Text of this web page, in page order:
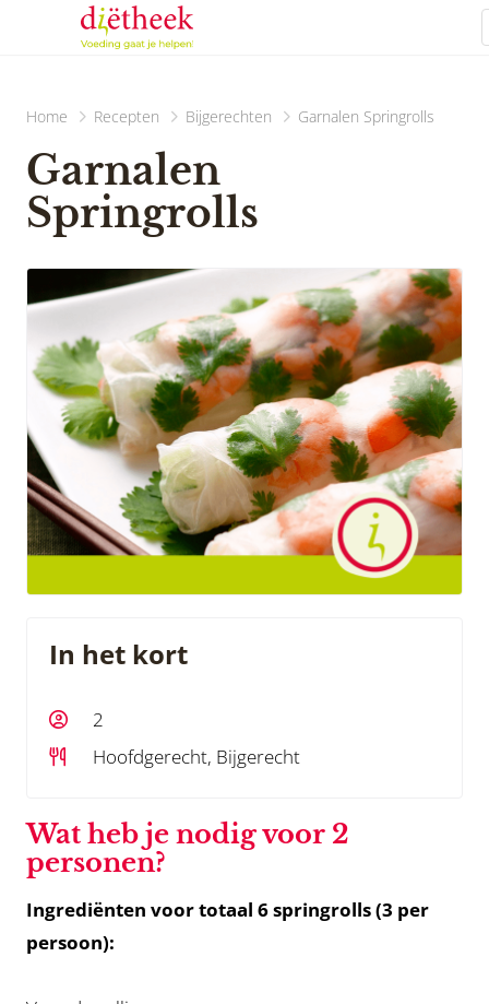
Home Recepten Bijgerechten Garnalen Springrolls
Garnalen
Springrolls
In het kort
2
Hoofdgerecht, Bijgerecht
Wat heb je nodig voor 2
personen?
Ingrediënten voor totaal 6 springrolls (3 per
persoon):